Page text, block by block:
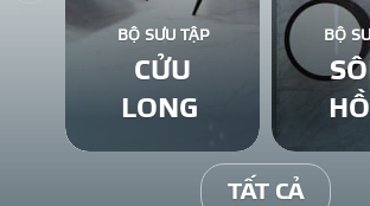
BỘ SƯU TẬP
CỬU
LONG
BỘ
TẤT CẢ